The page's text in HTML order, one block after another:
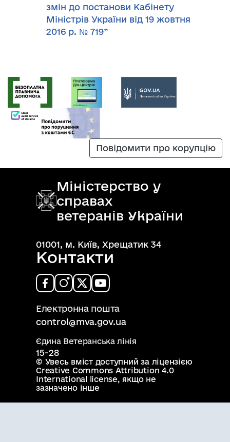
змін до постанови Кабінету
Міністрів України від 19 жовтня
2016 р. № 719”
Повідомити про корупцію
Міністерство у
справах
ветеранів України
01001, м. Київ, Хрещатик 34
Контакти
Електронна пошта
control@mva.gov.ua
Єдина Ветеранська лінія
15-28
© Увесь вміст доступний за ліцензією
Creative Commons Attribution 4.0
International license, якщо не
зазначено інше